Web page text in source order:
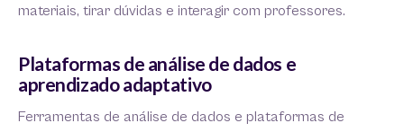
materiais, tirar dúvidas e interagir com professores.
Plataformas de análise de dados e
aprendizado adaptativo
Ferramentas de análise de dados e plataformas de